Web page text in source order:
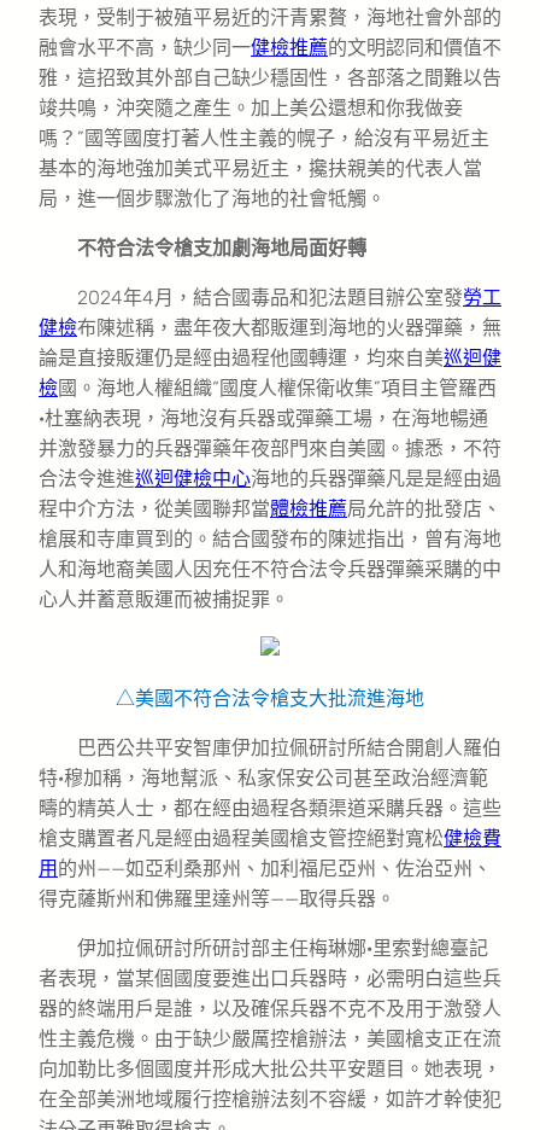
表現，受制于被殖平易近的汗青累贅，海地社會外部的
融會水平不高，缺少同一健檢推薦的文明認同和價值不
雅，這招致其外部自己缺少穩固性，各部落之間難以告
竣共鳴，沖突隨之產生。加上美公還想和你我做妾
嗎？”國等國度打著人性主義的幌子，給沒有平易近主
基本的海地強加美式平易近主，攙扶親美的代表人當
局，進一個步驟激化了海地的社會牴觸。
不符合法令槍支加劇海地局面好轉
2024年4月，結合國毒品和犯法題目辦公室發勞工
健檢布陳述稱，盡年夜大都販運到海地的火器彈藥，無
論是直接販運仍是經由過程他國轉運，均來自美巡迴健
檢國。海地人權組織“國度人權保衛收集”項目主管羅西
·杜塞納表現，海地沒有兵器或彈藥工場，在海地暢通
并激發暴力的兵器彈藥年夜部門來自美國。據悉，不符
合法令進進巡迴健檢中心海地的兵器彈藥凡是是經由過
程中介方法，從美國聯邦當體檢推薦局允許的批發店、
槍展和寺庫買到的。結合國發布的陳述指出，曾有海地
人和海地裔美國人因充任不符合法令兵器彈藥采購的中
心人并蓄意販運而被捕捉罪。
△美國不符合法令槍支大批流進海地
巴西公共平安智庫伊加拉佩研討所結合開創人羅伯
特·穆加稱，海地幫派、私家保安公司甚至政治經濟範
疇的精英人士，都在經由過程各類渠道采購兵器。這些
槍支購置者凡是經由過程美國槍支管控絕對寬松健檢費
用 的州——如亞利桑那州、加利福尼亞州、佐治亞州、
得克薩斯州和佛羅里達州等——取得兵器。
伊加拉佩研討所研討部主任梅琳娜·里索對總臺記
者表現，當某個國度要進出口兵器時，必需明白這些兵
器的終端用戶是誰，以及確保兵器不克不及用于激發人
性主義危機。由于缺少嚴厲控槍辦法，美國槍支正在流
向加勒比多個國度并形成大批公共平安題目。她表現，
在全部美洲地域履行控槍辦法刻不容緩，如許才幹使犯